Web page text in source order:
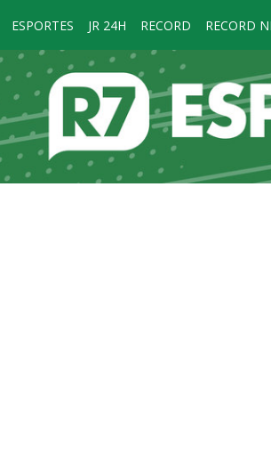
ESPORTES JR 24H RECORD RECORD